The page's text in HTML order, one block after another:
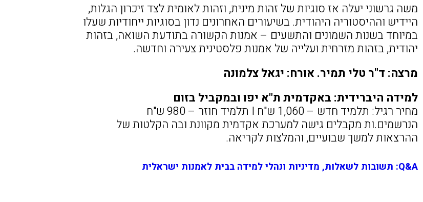
משה גרשוני יעלה אז סוגיות של זהות מינית, וזהות לאומית לצד זיכרון הגלות,
היידיש וההיסטוריה היהודית. בשיעורים האחרונים נדון בסוגיות ייחודיות שעלו
במיוחד בשנות השמונים והתשעים – אמנות הקשורה בתודעת השואה, בזהות
יהודית, בזהות מזרחית ועלייה של אמנות פלסטינית צעירה וחדשה.
מרצה: ד"ר טלי תמיר. אורח: יגאל צלמונה
למידה היברידית: באקדמית ת"א יפו ובמקביל בזום
מחיר רגיל: תלמיד חדש – 1,060 ש"ח I תלמיד חוזר – 980 ש"ח
הנרשמים.ות מקבלים גישה למערכת אקדמית מקוונת ובה הקלטות של
ההרצאות למשך שבועיים, והמלצות לקריאה.
Q&A: תשובות לשאלות, מדיניות ונהלי למידה בבית לאמנות ישראלית